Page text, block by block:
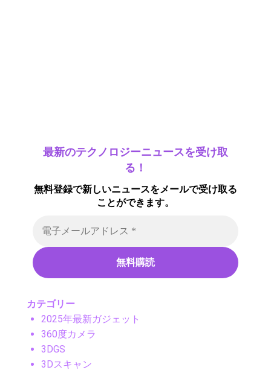
最新のテクノロジーニュースを受け取
る！
無料登録で新しいニュースをメールで受け取る
ことができます。
カテゴリー
2025年最新ガジェット
360度カメラ
3DGS
3Dスキャン